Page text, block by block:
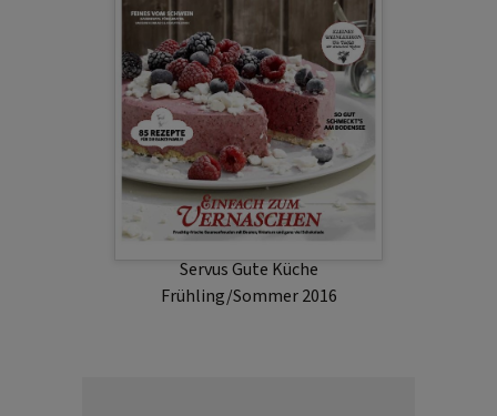
Servus Gute Küche
Frühling/Sommer 2016